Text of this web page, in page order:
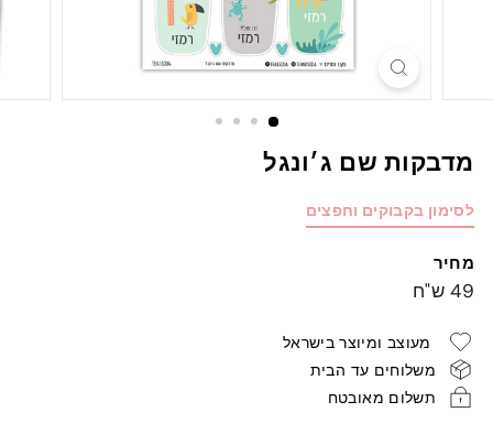
מדבקות שם ג׳ונגל
לסימון בקבוקים וחפצים
מחיר
מחיר
49 ש"ח
מעוצב ומיוצר בישראל
משלוחים עד הבית
תשלום מאובטח